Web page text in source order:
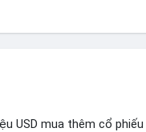
USD mua thêm cổ phiếu